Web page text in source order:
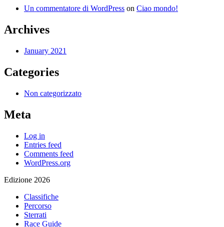
Un commentatore di WordPress on Ciao mondo!
Archives
January 2021
Categories
Non categorizzato
Meta
Log in
Entries feed
Comments feed
WordPress.org
Edizione 2026
Classifiche
Percorso
Sterrati
Race Guide